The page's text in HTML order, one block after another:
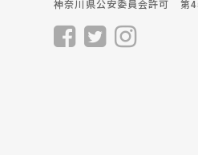
神奈川県公安委員会許可 第